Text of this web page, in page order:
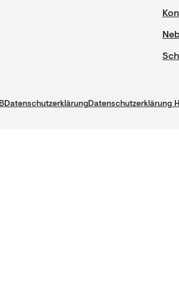
DatenschutzerklärungDatenschutzerklärung